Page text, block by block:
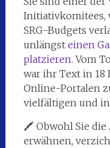
Initiativkomitees,
SRG-Budgets
unlängst einen
platzieren. Vom
war ihr Text in 18
Online-Portalen
vielfältigen und
🖍️ Obwohl Sie die
erwähnen,